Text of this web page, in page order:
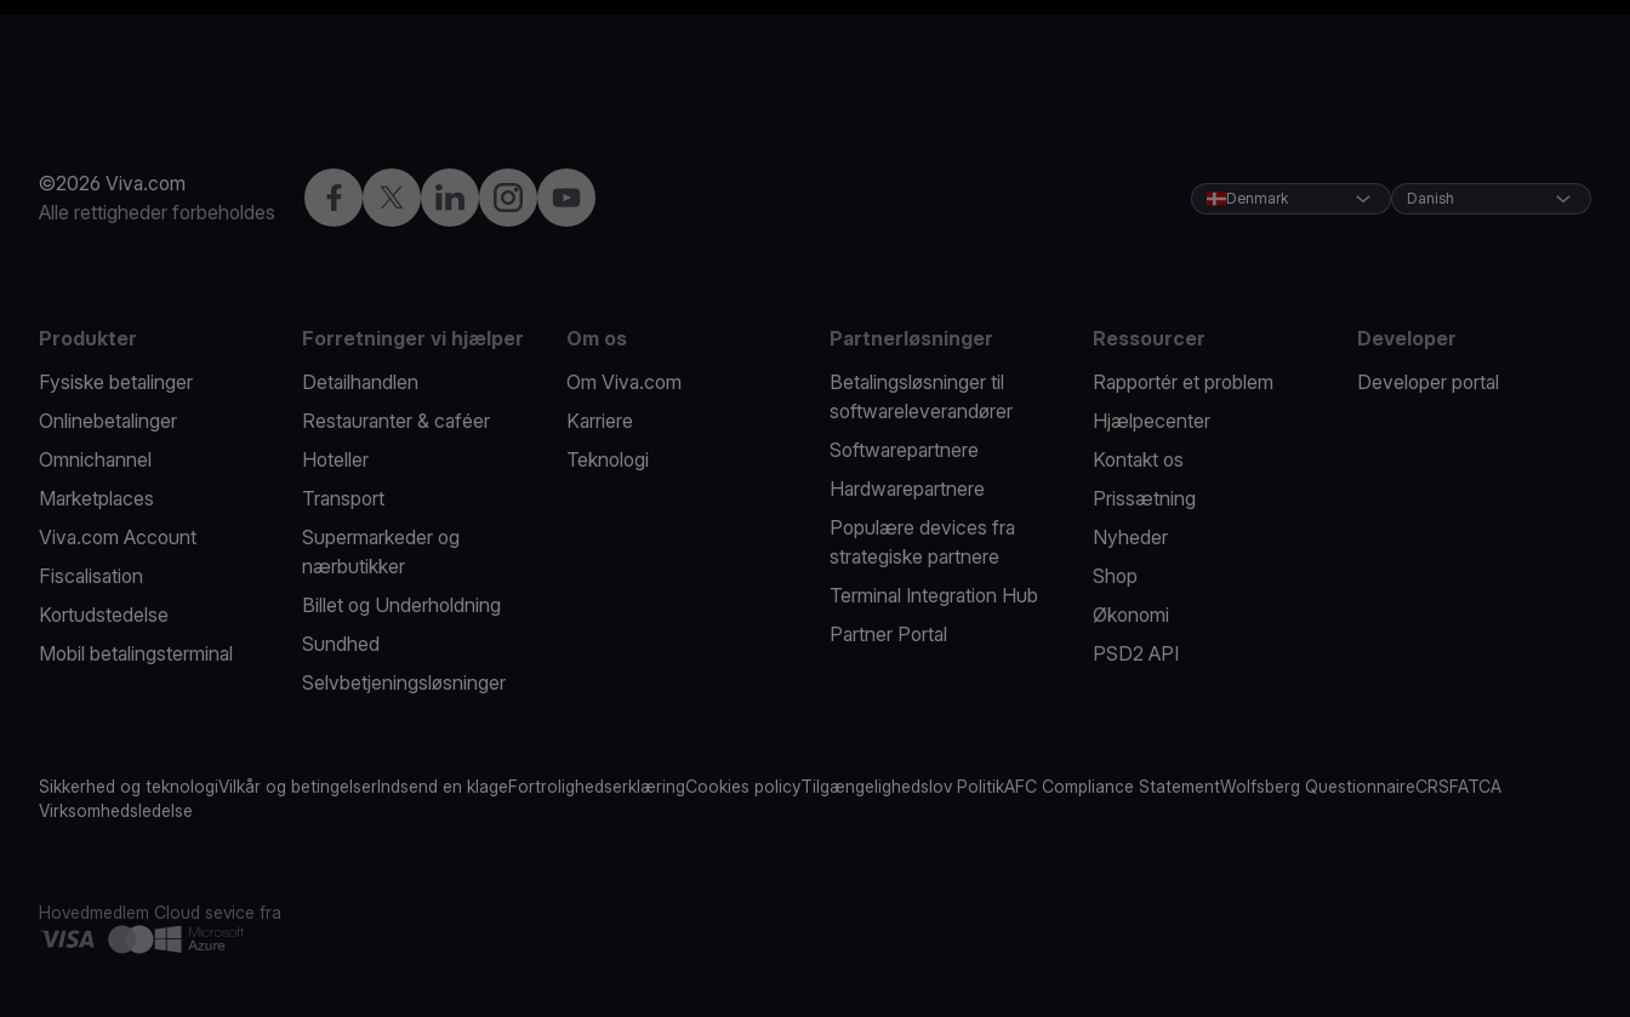
©2026 Viva.com
Alle rettigheder forbeholdes
Facebook
X LinkedInInstagramYouTube Denmark Danish
Produkter
Fysiske betalinger
Onlinebetalinger
Omnichannel
Marketplaces
Viva.com Account
Fiscalisation
Kortudstedelse
Mobil betalingsterminal
Forretninger vi hjælper
Detailhandlen
Restauranter & caféer
Hoteller
Transport
Supermarkeder og
nærbutikker
Billet og Underholdning
Sundhed
Selvbetjeningsløsninger
Om os
Om Viva.com
Karriere
Teknologi
Partnerløsninger
Betalingsløsninger til
softwareleverandører
Softwarepartnere
Hardwarepartnere
Populære devices fra
strategiske partnere
Terminal Integration Hub
Partner Portal
Ressourcer
Rapportér et problem
Hjælpecenter
Kontakt os
Prissætning
Nyheder
Shop
Økonomi
PSD2 API
Developer
Developer portal
Sikkerhed og teknologiVilkår og betingelserIndsend en klageFortrolighedserklæringCookies policyTilgængelighedslov PolitikAFC Compliance StatementWolfsberg QuestionnaireCRSFATCA
Virksomhedsledelse
Hovedmedlem Cloud sevice fra